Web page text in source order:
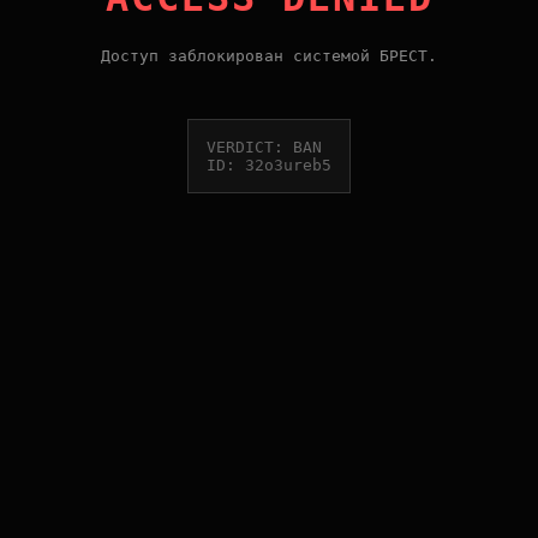
Доступ заблокирован системой БРЕСТ.
VERDICT: BAN
ID: 32o3ureb5